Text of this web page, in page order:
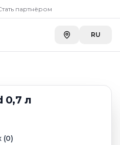
партнёром
RU
0,7 л
(0)